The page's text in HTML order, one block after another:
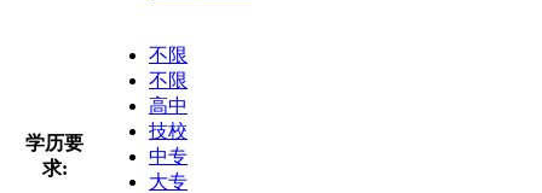
学历要
求:
不限
不限
高中
技校
中专
大专